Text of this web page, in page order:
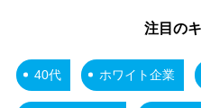
注目の
40代 ホワイト企業